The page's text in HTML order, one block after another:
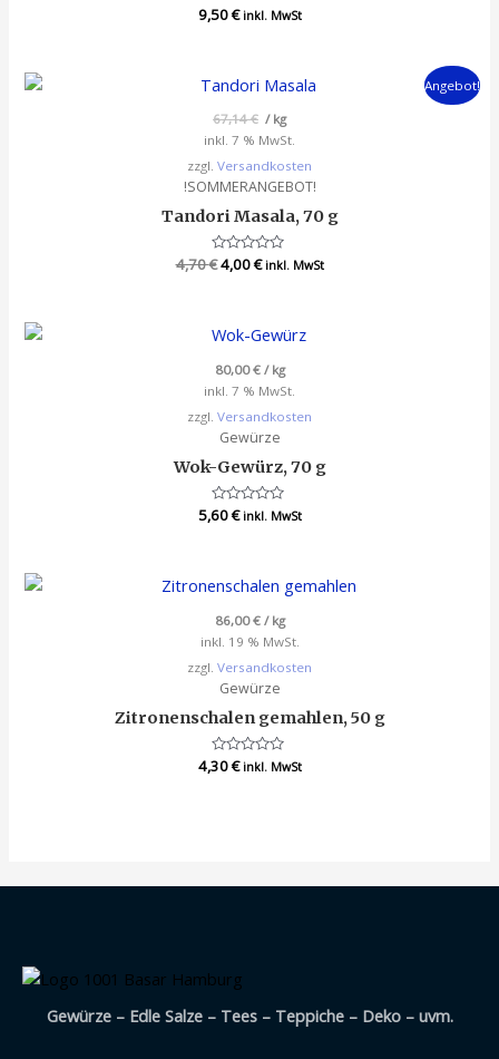
Bewertet
mit
9,50€ inkl. MwSt
Angebot!
67,14€ / kg
inkl. 7 % MwSt.
zzgl. Versandkosten
!SOMMERANGEBOT!
Tandori Masala, 70 g
Bewertet
mit
4,70€4,00€ inkl. MwSt
80,00€/ kg
inkl. 7 % MwSt.
zzgl. Versandkosten
Gewürze
Wok-Gewürz, 70 g
Bewertet
5,60€ inkl. MwSt
86,00€/ kg
inkl. 19 % MwSt.
zzgl. Versandkosten
Gewürze
Zitronenschalen gemahlen, 50 g
Bewertet
4,30€ inkl. MwSt
Gewürze – Edle Salze – Tees – Teppiche – Deko – uvm.